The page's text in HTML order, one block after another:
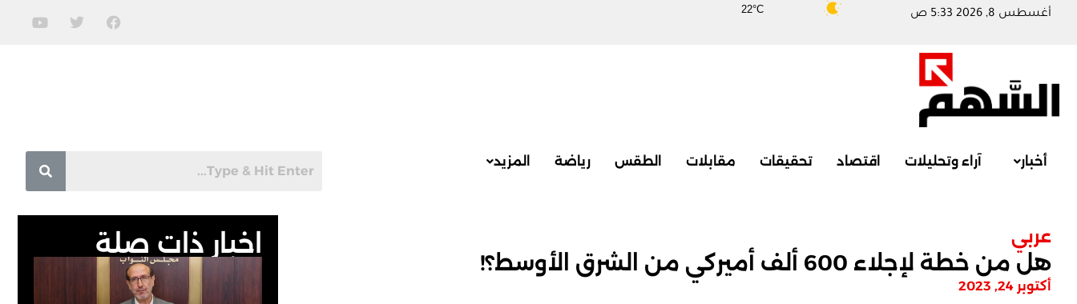
22°C أغسطس 8, 2026 5:33 ص
أخبار آراء وتحليلات اقتصاد تحقيقات مقابلات الطقس رياضة المزيد
اخبار ذات صلة عربي
هل من خطة لإجلاء 600 ألف أميركي من الشرق الأوسط؟!
أكتوبر 24, 2023